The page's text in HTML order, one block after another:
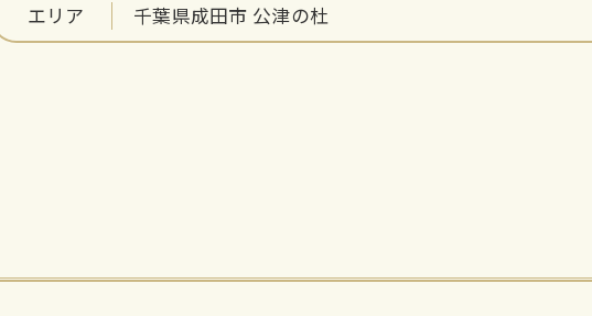
エリア 千葉県成田市 公津の杜